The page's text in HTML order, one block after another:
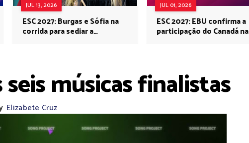
JUL 13, 2026
ESC 2027: Burgas e Sófia na
corrida para sediar a
JUL 01, 2026
ESC 2027: EBU confirma a
participação do Canadá na
seis músicas finalistas
Elizabete Cruz